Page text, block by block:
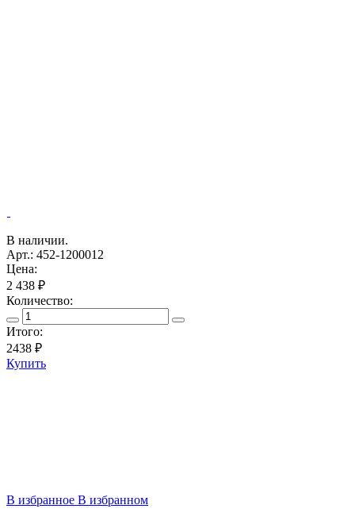
В наличии.
Арт.: 452-1200012
Цена:
2 438 ₽
Количество:
Итого:
2438 ₽
Купить
В избранное В избранном